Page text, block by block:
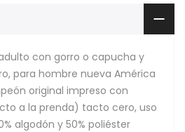
con gorro o capucha y
para hombre nueva América
original impreso con
a la prenda) tacto cero, uso
algodón y 50% poliéster